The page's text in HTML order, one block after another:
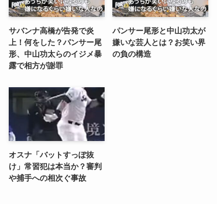
サバンナ高橋が告発で炎
上！何をした？パンサー尾
形、中山功太らのイジメ暴
露で相方が謝罪
パンサー尾形と中山功太が
嫌いな芸人とは？お笑い界
の負の構造
オスナ「バットすっぽ抜
け」常習犯は本当か？審判
や捕手への相次ぐ事故